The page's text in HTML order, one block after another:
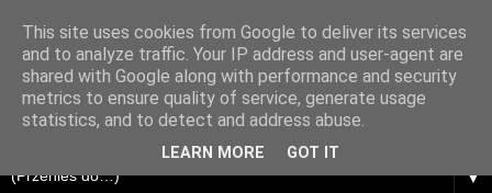
▼
This site uses cookies from Google to deliver its services
and to analyze traffic. Your IP address and user-agent are
shared with Google along with performance and security
metrics to ensure quality of service, generate usage
statistics, and to detect and address abuse.
LEARN MORE GOT IT